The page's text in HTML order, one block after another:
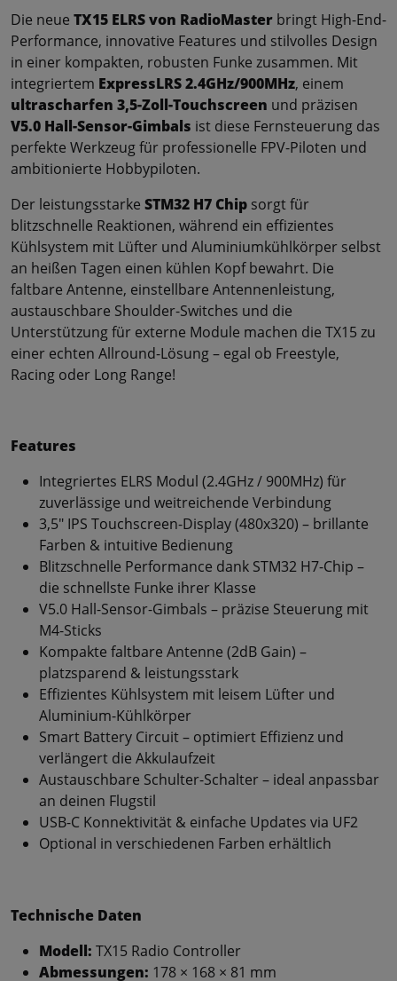
Die neue TX15 ELRS von RadioMaster bringt High-End-
Performance, innovative Features und stilvolles Design
in einer kompakten, robusten Funke zusammen. Mit
integriertem ExpressLRS 2.4GHz/900MHz, einem
ultrascharfen 3,5-Zoll-Touchscreen und präzisen
V5.0 Hall-Sensor-Gimbals ist diese Fernsteuerung das
perfekte Werkzeug für professionelle FPV-Piloten und
ambitionierte Hobbypiloten.
Der leistungsstarke STM32 H7 Chip sorgt für
blitzschnelle Reaktionen, während ein effizientes
Kühlsystem mit Lüfter und Aluminiumkühlkörper selbst
an heißen Tagen einen kühlen Kopf bewahrt. Die
faltbare Antenne, einstellbare Antennenleistung,
austauschbare Shoulder-Switches und die
Unterstützung für externe Module machen die TX15 zu
einer echten Allround-Lösung – egal ob Freestyle,
Racing oder Long Range!
Features
Integriertes ELRS Modul (2.4GHz / 900MHz) für
zuverlässige und weitreichende Verbindung
3,5" IPS Touchscreen-Display (480x320) – brillante
Farben & intuitive Bedienung
Blitzschnelle Performance dank STM32 H7-Chip –
die schnellste Funke ihrer Klasse
V5.0 Hall-Sensor-Gimbals – präzise Steuerung mit
M4-Sticks
Kompakte faltbare Antenne (2dB Gain) –
platzsparend & leistungsstark
Effizientes Kühlsystem mit leisem Lüfter und
Aluminium-Kühlkörper
Smart Battery Circuit – optimiert Effizienz und
verlängert die Akkulaufzeit
Austauschbare Schulter-Schalter – ideal anpassbar
an deinen Flugstil
USB-C Konnektivität & einfache Updates via UF2
Optional in verschiedenen Farben erhältlich
Technische Daten
Modell: TX15 Radio Controller
Abmessungen: 178 × 168 × 81 mm